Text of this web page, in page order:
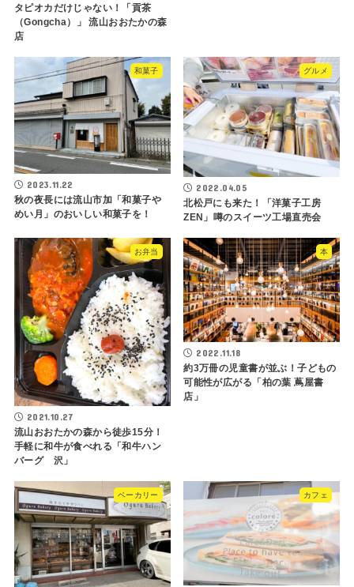
タピオカだけじゃない！「貢茶
（Gongcha）」 流山おおたかの森
店
和菓子
2023.11.22
秋の夜長には流山市加「和菓子や
めい月」のおいしい和菓子を！
グルメ
2022.04.05
北松戸にも来た！「洋菓子工房
ZEN」噂のスイーツ工場直売会
お弁当
2021.10.27
流山おおたかの森から徒歩15分！
手軽に和牛が食べれる「和牛ハン
バーグ 沢」
本
2022.11.18
約3万冊の児童書が並ぶ！子どもの
可能性が広がる「柏の葉 蔦屋書
店」
ベーカリー カフェ